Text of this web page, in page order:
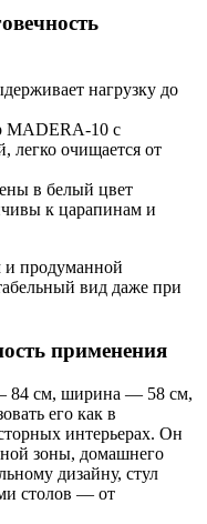
нагрузку до
MADERA-10 с
легко очищается от
в белый цвет
к царапинам и
и продуманной
вид даже при
применения
84 см, ширина — 58 см,
его как в
интерьерах. Он
зоны, домашнего
дизайну, стул
столов — от